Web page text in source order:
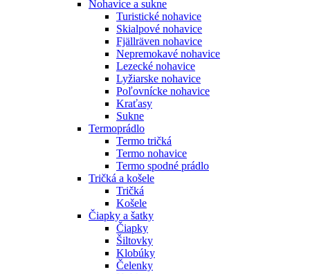
Nohavice a sukne
Turistické nohavice
Skialpové nohavice
Fjällräven nohavice
Nepremokavé nohavice
Lezecké nohavice
Lyžiarske nohavice
Poľovnícke nohavice
Kraťasy
Sukne
Termoprádlo
Termo tričká
Termo nohavice
Termo spodné prádlo
Tričká a košele
Tričká
Košele
Čiapky a šatky
Čiapky
Šiltovky
Klobúky
Čelenky